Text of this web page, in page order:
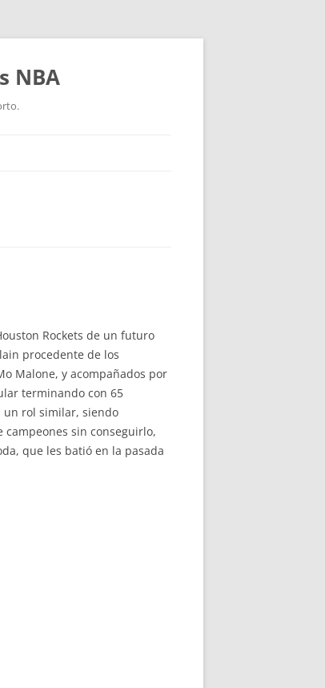
NBA
Rockets de un futuro
procedente de los
Malone, y acompañados por
terminando con 65
un rol similar, siendo
sin conseguirlo,
que les batió en la pasada